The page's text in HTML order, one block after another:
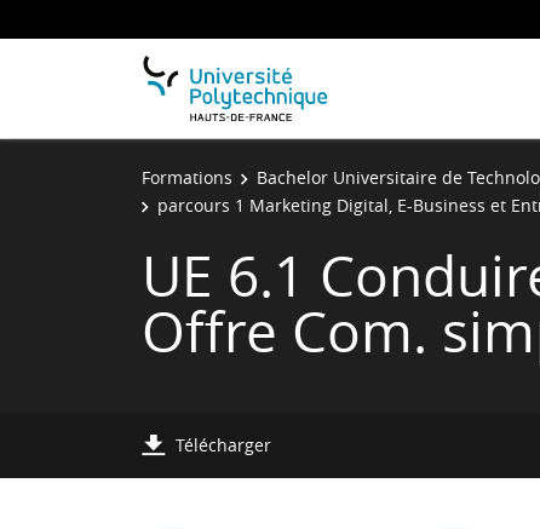
Formations Bachelor Universitaire de
parcours 1 Marketing Digital, E-Business et
UE 6.1
Offre Com.
Télécharger